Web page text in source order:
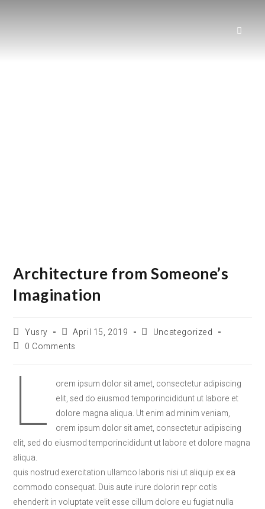
Architecture from Someone’s
Imagination
Yusry April 15, 2019
Uncategorized
0 Comments
L
orem ipsum dolor sit amet, consectetur adipiscing
elit, sed do eiusmod temporincididunt ut labore et
dolore magna aliqua. Ut enim ad minim veniam,
orem ipsum dolor sit amet, consectetur adipiscing
elit, sed do eiusmod temporincididunt ut labore et dolore magna
aliqua.
quis nostrud exercitation ullamco laboris nisi ut aliquip ex ea
commodo consequat. Duis aute irure dolorin repr cotls
ehenderit in voluptate velit esse cillum dolore eu fugiat nulla